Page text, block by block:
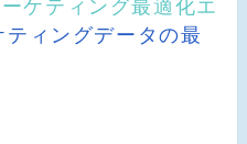
ケティング最適化エ
ティングデータの最